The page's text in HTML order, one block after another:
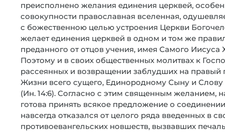
преисполнено желания единения церквей,
совокупности православная вселенная,
с божественною целью устроения Церкви
желает единения церквей в одном и том же
преданного от отцов учения, имея Самого
Поэтому и в своих общественных молитвах к
рассеянных и возвращении заблудших на правый
Жизни всего сущего, Единородному Сыну и
(Ин. 14:6). Согласно с этим священным желанием,
готова принять всякое предложение о
навсегда отказался от целого ряда введенных в
противоевангельских новшеств, вызвавших